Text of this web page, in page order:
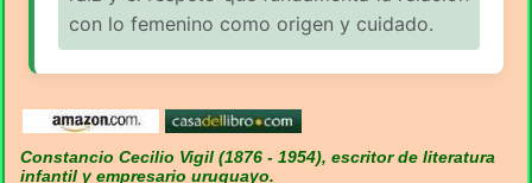
con lo femenino como origen y cuidado.
Constancio Cecilio Vigil (1876 - 1954), escritor de literatura
infantil y empresario uruguayo.